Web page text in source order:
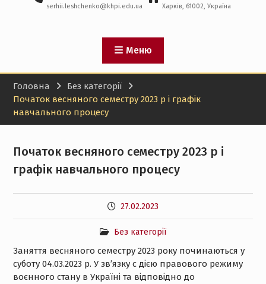
serhii.leshchenko@khpi.edu.ua
Харків, 61002, Україна
Меню
Головна
Без категорії
Початок весняного семестру 2023 р і графік
навчального процесу
Початок весняного семестру 2023 р і
графік навчального процесу
27.02.2023
Без категорії
Заняття весняного семестру 2023 року починаються у
суботу 04.03.2023 р. У зв’язку с дією правового режиму
воєнного стану в Україні та відповідно до